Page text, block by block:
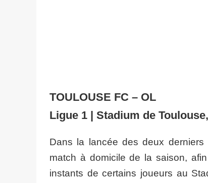
TOULOUSE FC – OL
Ligue 1 | Stadium de
Dans la lancée des deux
match à domicile de la saison,
instants de certains joueurs au